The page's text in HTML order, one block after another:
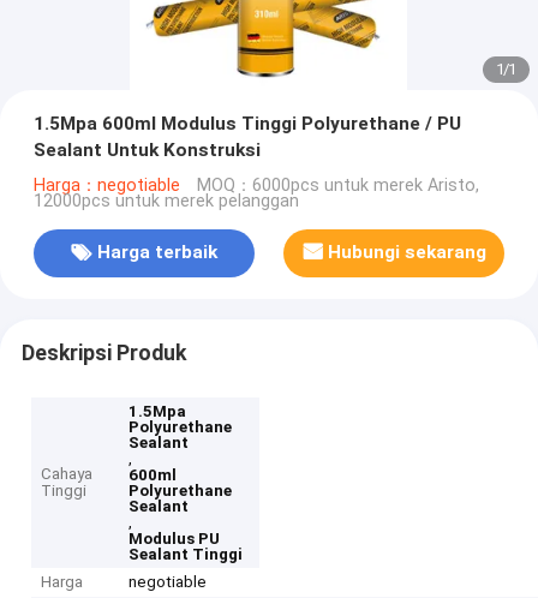
1/1
1.5Mpa 600ml Modulus Tinggi Polyurethane / PU
Sealant Untuk Konstruksi
Harga：negotiable MOQ：6000pcs untuk merek Aristo,
12000pcs untuk merek pelanggan
Harga terbaik Hubungi sekarang
Deskripsi Produk
Cahaya
Tinggi
1.5Mpa
Polyurethane
Sealant
,
600ml
Polyurethane
Sealant
,
Modulus PU
Sealant Tinggi
Harga
negotiable